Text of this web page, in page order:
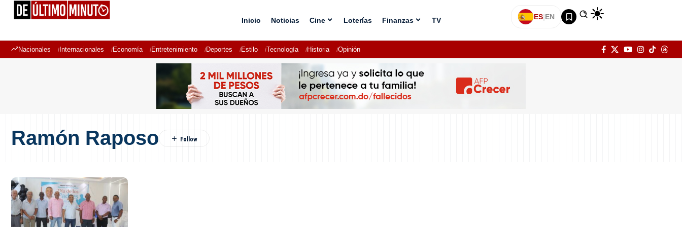
Inicio Noticias Cine Loterías Finanzas TV ES|EN
Nacionales Internacionales Economía Entretenimiento Deportes Estilo Tecnología Historia Opinión
Ramón Raposo